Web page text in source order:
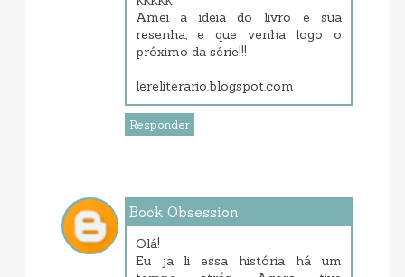
Amei a ideia do livro e sua
resenha, e que venha logo o
próximo da série!!!
lereliterario.blogspot.com
Responder
Book Obsession
Olá!
Eu ja li essa história há um